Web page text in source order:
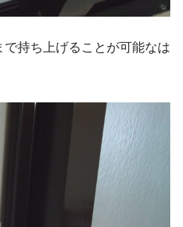
持ち上げることが可能なは